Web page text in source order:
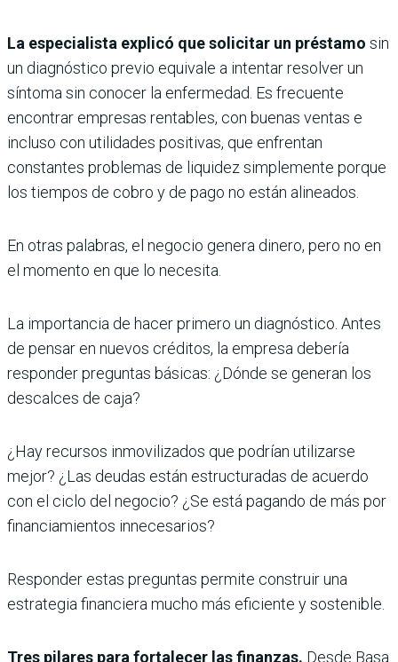
La especialista explicó que solicitar un préstamo sin
un diagnóstico previo equivale a intentar resolver un
síntoma sin conocer la enfermedad. Es frecuente
encontrar empresas rentables, con buenas ventas e
incluso con utilidades positivas, que enfrentan
constantes problemas de liquidez simplemente porque
los tiempos de cobro y de pago no están alineados.
En otras palabras, el negocio genera dinero, pero no en
el momento en que lo necesita.
La importancia de hacer primero un diagnóstico. Antes
de pensar en nuevos créditos, la empresa debería
responder preguntas básicas: ¿Dónde se generan los
descalces de caja?
¿Hay recursos inmovilizados que podrían utilizarse
mejor? ¿Las deudas están estructuradas de acuerdo
con el ciclo del negocio? ¿Se está pagando de más por
financiamientos innecesarios?
Responder estas preguntas permite construir una
estrategia financiera mucho más eficiente y sostenible.
Tres pilares para fortalecer las finanzas. Desde Basa